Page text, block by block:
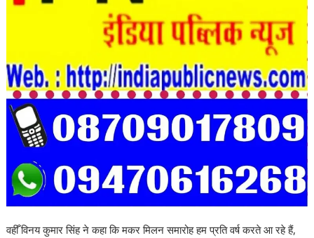
वहीँ विनय कुमार सिंह ने कहा कि मकर मिलन समारोह हम प्रति वर्ष करते आ रहे हैं,